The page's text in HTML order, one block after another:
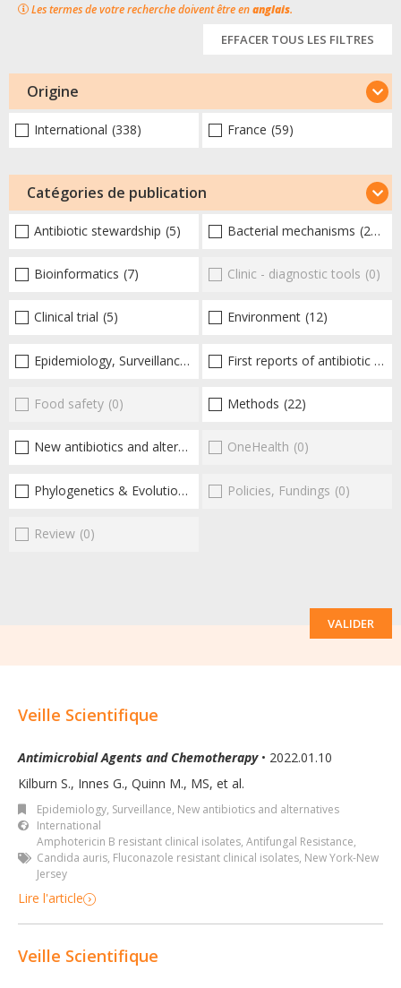
Les termes de votre recherche doivent être enanglais.
EFFACER TOUS LES FILTRES
Origine
International (338) France (59)
Catégories de publication
Antibiotic stewardship (5) Bacterial mechanisms (233)
Bioinformatics (7) Clinic - diagnostic tools (0)
Clinical trial (5) Environment (12)
Epidemiology, Surveillance (21) First reports of antibiotic resistance
Food safety (0) Methods (22)
New antibiotics and alternatives (407)
OneHealth (0)
Phylogenetics & Evolution Policies, Fundings (0)
Review (0)
VALIDER
Veille Scientifique
Antimicrobial Agents and Chemotherapy• 2022.01.10
Kilburn S., Innes G., Quinn M., MS, et al.
Epidemiology, Surveillance, New antibiotics and alternatives
International
Amphotericin B resistant clinical isolates, Antifungal Resistance,
Candida auris, Fluconazole resistant clinical isolates, New York-New
Jersey
Lire l'article
Veille Scientifique